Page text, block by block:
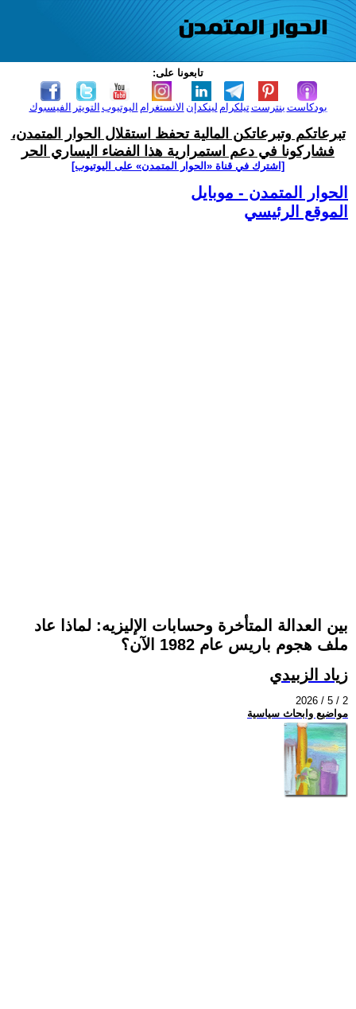
تابعونا على:
الفيسبوك التويتر اليوتيوب الانستغرام لينكدإن تيلكرامبنترست بودكاست
تبرعاتكم وتبرعاتكن المالية تحفظ استقلال الحوار المتمدن،
فشاركونا في دعم استمرارية هذا الفضاء اليساري الحر
[اشترك في قناة ‫«الحوار المتمدن» على اليوتيوب]
الحوار المتمدن - موبايل
الموقع الرئيسي
بين العدالة المتأخرة وحسابات الإليزيه: لماذا عاد
ملف هجوم باريس عام 1982 الآن؟
زياد الزبيدي
2026 / 5 / 2
مواضيع وابحاث سياسية